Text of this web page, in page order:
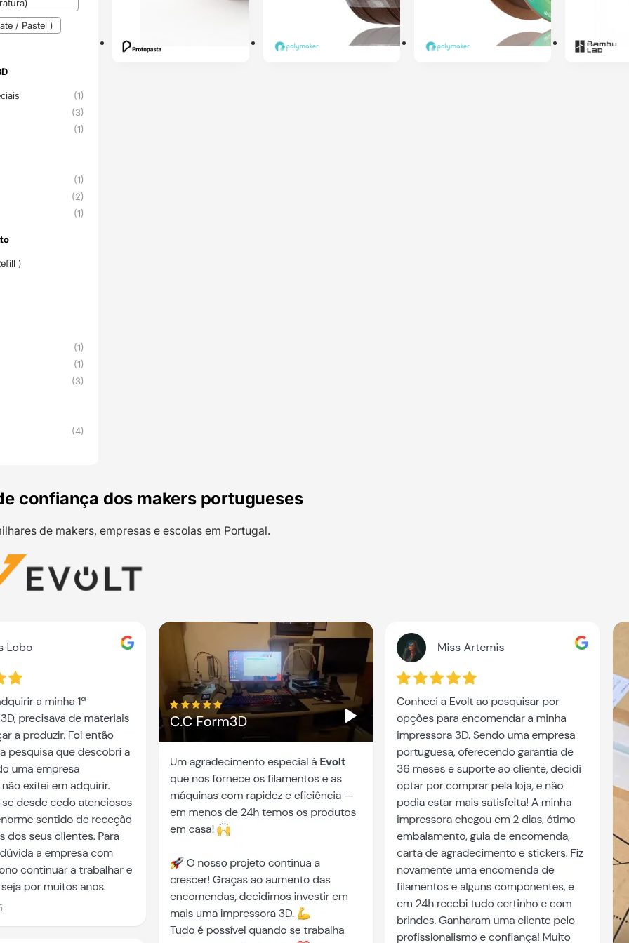
/ Pastel )
(1)
(3)
(1)
(1)
(2)
(1)
)
(1)
(1)
(3)
(4)
confiança dos makers portugueses
de makers, empresas e escolas em Portugal.